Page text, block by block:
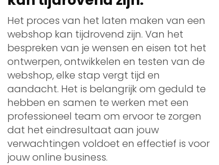
Het proces van het laten maken van een
webshop kan tijdrovend zijn. Van het
bespreken van je wensen en eisen tot het
ontwerpen, ontwikkelen en testen van de
webshop, elke stap vergt tijd en
aandacht. Het is belangrijk om geduld te
hebben en samen te werken met een
professioneel team om ervoor te zorgen
dat het eindresultaat aan jouw
verwachtingen voldoet en effectief is voor
jouw online business.